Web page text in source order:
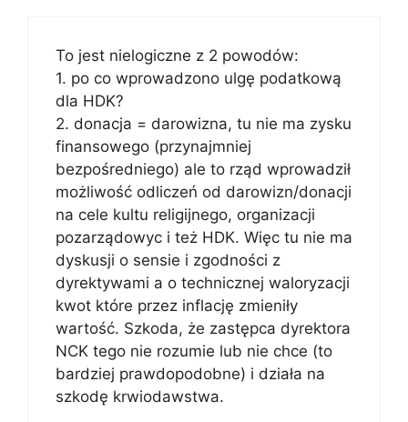
To jest nielogiczne z 2 powodów:
1. po co wprowadzono ulgę podatkową
dla HDK?
2. donacja = darowizna, tu nie ma zysku
finansowego (przynajmniej
bezpośredniego) ale to rząd wprowadził
możliwość odliczeń od darowizn/donacji
na cele kultu religijnego, organizacji
pozarządowyc i też HDK. Więc tu nie ma
dyskusji o sensie i zgodności z
dyrektywami a o technicznej waloryzacji
kwot które przez inflację zmieniły
wartość. Szkoda, że zastępca dyrektora
NCK tego nie rozumie lub nie chce (to
bardziej prawdopodobne) i działa na
szkodę krwiodawstwa.